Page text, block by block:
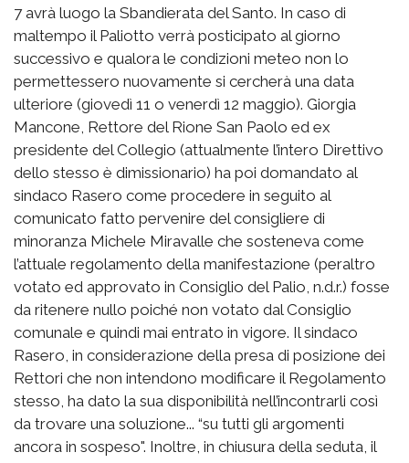
7 avrà luogo la Sbandierata del Santo. In caso di
maltempo il Paliotto verrà posticipato al giorno
successivo e qualora le condizioni meteo non lo
permettessero nuovamente si cercherà una data
ulteriore (giovedì 11 o venerdì 12 maggio). Giorgia
Mancone, Rettore del Rione San Paolo ed ex
presidente del Collegio (attualmente l’intero Direttivo
dello stesso è dimissionario) ha poi domandato al
sindaco Rasero come procedere in seguito al
comunicato fatto pervenire del consigliere di
minoranza Michele Miravalle che sosteneva come
l’attuale regolamento della manifestazione (peraltro
votato ed approvato in Consiglio del Palio, n.d.r.) fosse
da ritenere nullo poiché non votato dal Consiglio
comunale e quindi mai entrato in vigore. Il sindaco
Rasero, in considerazione della presa di posizione dei
Rettori che non intendono modificare il Regolamento
stesso, ha dato la sua disponibilità nell’incontrarli così
da trovare una soluzione... “su tutti gli argomenti
ancora in sospeso". Inoltre, in chiusura della seduta, il